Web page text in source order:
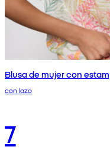
Blusa de mujer con
con lazo
7